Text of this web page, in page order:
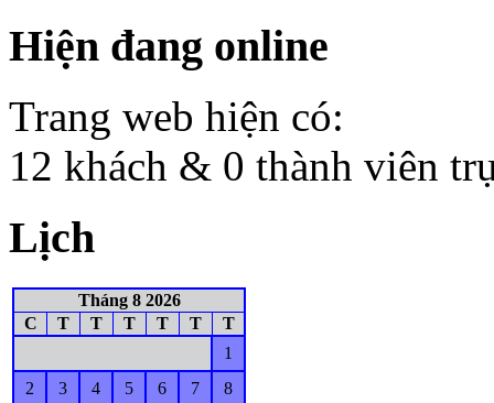
Hiện đang online
Trang web hiện có:
12 khách & 0 thành viên
Lịch
Tháng 8 2026
C
T T T T T
T
1
2
3 4 5 6 7
8